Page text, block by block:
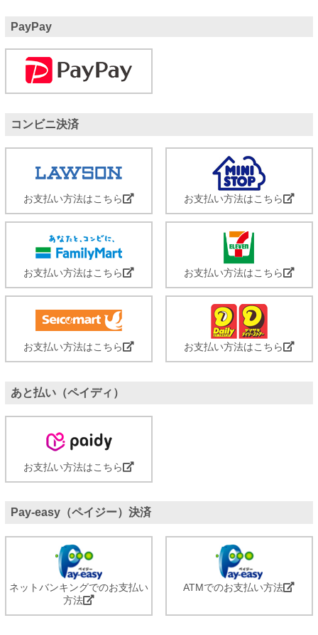
PayPay
コンビニ決済
お支払い方法はこちら お支払い方法はこちら
お支払い方法はこちら お支払い方法はこちら
お支払い方法はこちら お支払い方法はこちら
あと払い（ペイディ）
お支払い方法はこちら
Pay-easy（ペイジー）決済
ネットバンキングでのお支払い
方法
ATMでのお支払い方法